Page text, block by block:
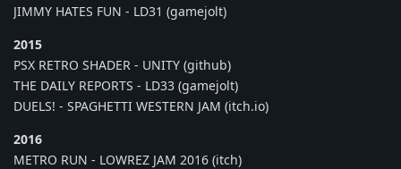
JIMMY HATES FUN - LD31 (gamejolt)
2015
PSX RETRO SHADER - UNITY (github)
THE DAILY REPORTS - LD33 (gamejolt)
DUELS! - SPAGHETTI WESTERN JAM (itch.io)
2016
METRO RUN - LOWREZ JAM 2016 (itch)